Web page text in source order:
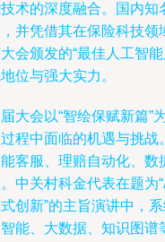
术的深度融合。国内
并凭借其在保险科技
会颁发的“最佳人工智
位与强大实力。
大会以“智绘保赋新篇”
程中面临的机遇与挑
客服、理赔自动化、
中关村科金代表在题为
创新”的主旨演讲中，
能、大数据、知识图